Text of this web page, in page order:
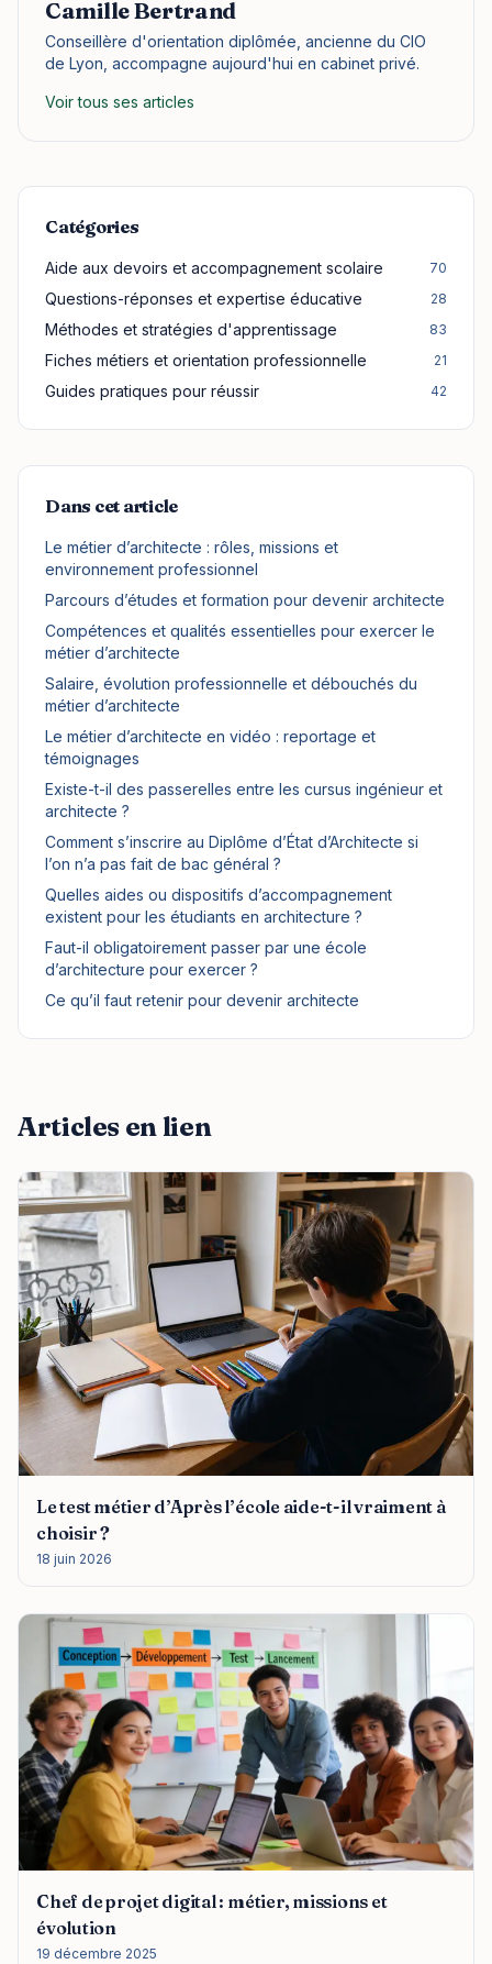
Camille Bertrand
Conseillère d'orientation diplômée, ancienne du CIO
de Lyon, accompagne aujourd'hui en cabinet privé.
Voir tous ses articles
Catégories
Aide aux devoirs et accompagnement scolaire 70
Questions-réponses et expertise éducative 28
Méthodes et stratégies d'apprentissage 83
Fiches métiers et orientation professionnelle 21
Guides pratiques pour réussir 42
Dans cet article
Le métier d’architecte : rôles, missions et
environnement professionnel
Parcours d’études et formation pour devenir architecte
Compétences et qualités essentielles pour exercer le
métier d’architecte
Salaire, évolution professionnelle et débouchés du
métier d’architecte
Le métier d’architecte en vidéo : reportage et
témoignages
Existe-t-il des passerelles entre les cursus ingénieur et
architecte ?
Comment s’inscrire au Diplôme d’État d’Architecte si
l’on n’a pas fait de bac général ?
Quelles aides ou dispositifs d’accompagnement
existent pour les étudiants en architecture ?
Faut-il obligatoirement passer par une école
d’architecture pour exercer ?
Ce qu’il faut retenir pour devenir architecte
Articles en lien
Le test métier d’Après l’école aide-t-il vraiment à
choisir ?
18 juin 2026
Chef de projet digital : métier, missions et
évolution
19 décembre 2025